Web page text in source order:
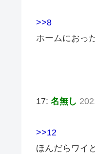
>>8
ホームにおっ
17: 名無し
>>12
ほんだらワイ